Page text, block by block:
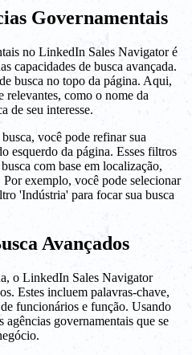
Governamentais
no LinkedIn Sales Navigator é
capacidades de busca avançada.
busca no topo da página. Aqui,
relevantes, como o nome da
de seu interesse.
você pode refinar sua
esquerdo da página. Esses filtros
com base em localização,
exemplo, você pode selecionar
'Indústria' para focar sua busca
Avançados
o LinkedIn Sales Navigator
Estes incluem palavras-chave,
funcionários e função. Usando
agências governamentais que se